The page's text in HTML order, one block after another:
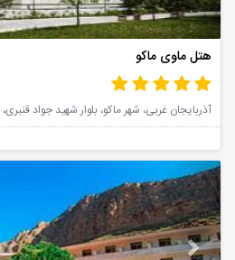
هتل ماوی ماکو
آذربایجان غربی، شهر ماکو، بلوار شهید جواد قنبری،
Next